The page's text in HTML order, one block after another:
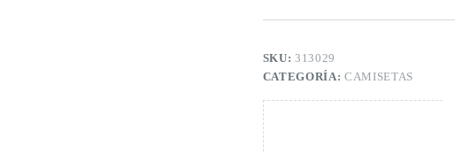
niña
SKU:313029
CATEGORÍA: CAMISETAS